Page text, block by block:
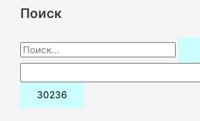
Поиск
П
о
и